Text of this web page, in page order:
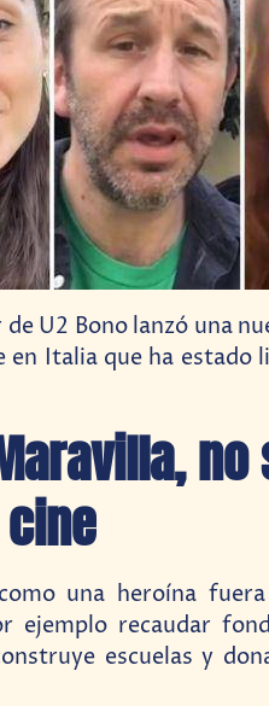
U2 Bono lanzó una
en Italia que ha estado
cine
una heroína
ejemplo recaudar
escuelas y